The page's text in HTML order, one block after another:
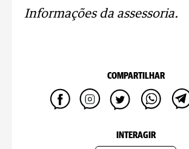
Informações da assessoria.
COMPARTILHAR
INTERAGIR